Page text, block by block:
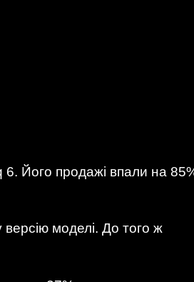
6. Його продажі впали на
моделі. До того ж